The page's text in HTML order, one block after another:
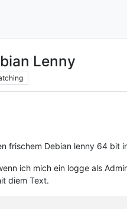
Lenny
frischem Debian lenny 64 bit
ich mich ein logge als
diem Text.